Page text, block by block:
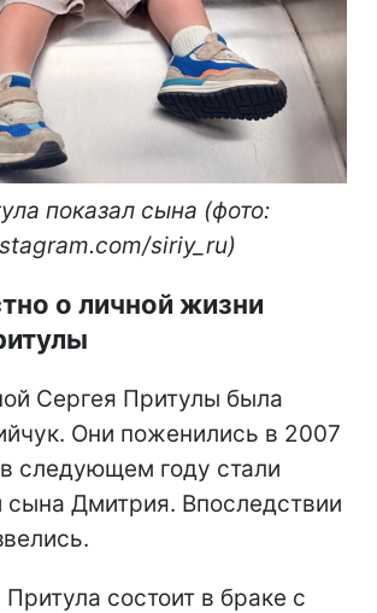
показал сына (фото:
siriy_ru)
о личной жизни
Сергея Притулы была
Они поженились в 2007
следующем году стали
сына Дмитрия. Впоследствии
состоит в браке с